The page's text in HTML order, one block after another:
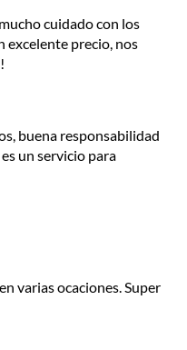
cuidado con los
excelente precio, nos
buena responsabilidad
un servicio para
varias ocaciones. Super